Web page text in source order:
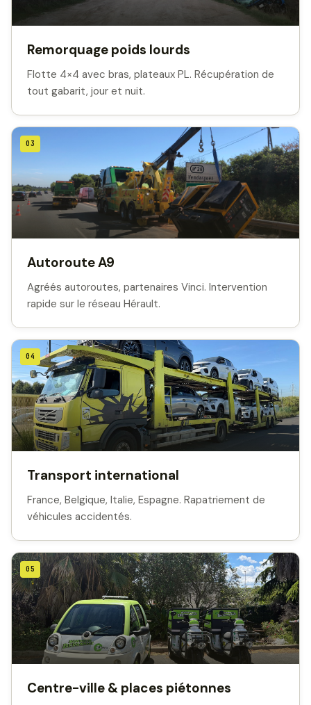
Remorquage poids lourds
Flotte 4×4 avec bras, plateaux PL. Récupération de
tout gabarit, jour et nuit.
03
Autoroute A9
Agréés autoroutes, partenaires Vinci. Intervention
rapide sur le réseau Hérault.
04
Transport international
France, Belgique, Italie, Espagne. Rapatriement de
véhicules accidentés.
05
Centre-ville & places piétonnes